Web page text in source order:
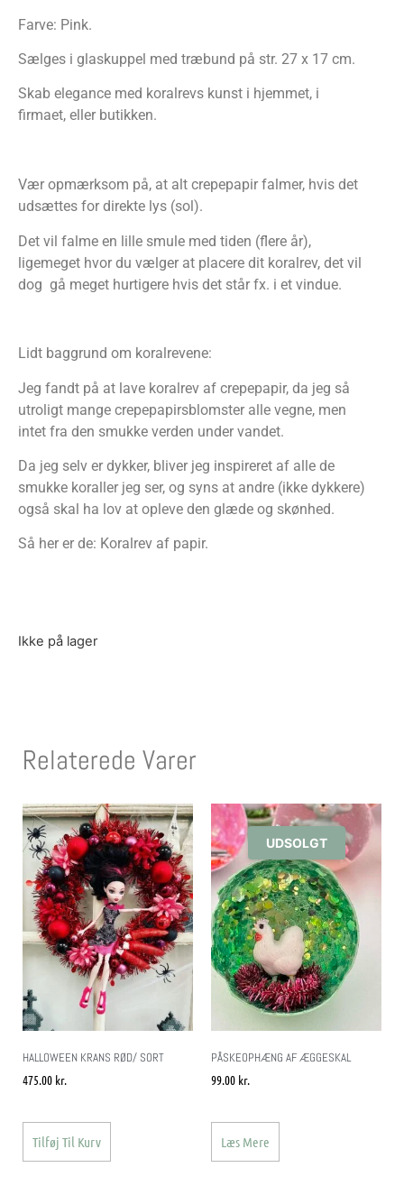
Farve: Pink.
Sælges i glaskuppel med træbund på str. 27 x 17 cm.
Skab elegance med koralrevs kunst i hjemmet, i
firmaet, eller butikken.
Vær opmærksom på, at alt crepepapir falmer, hvis det
udsættes for direkte lys (sol).
Det vil falme en lille smule med tiden (flere år),
ligemeget hvor du vælger at placere dit koralrev, det vil
dog gå meget hurtigere hvis det står fx. i et vindue.
Lidt baggrund om koralrevene:
Jeg fandt på at lave koralrev af crepepapir, da jeg så
utroligt mange crepepapirsblomster alle vegne, men
intet fra den smukke verden under vandet.
Da jeg selv er dykker, bliver jeg inspireret af alle de
smukke koraller jeg ser, og syns at andre (ikke dykkere)
også skal ha lov at opleve den glæde og skønhed.
Så her er de: Koralrev af papir.
Ikke på lager
Relaterede Varer
HALLOWEEN KRANS RØD/ SORT
475.00 kr.
Tilføj Til Kurv
UDSOLGT
PÅSKEOPHÆNG AF ÆGGESKAL
99.00 kr.
Læs Mere